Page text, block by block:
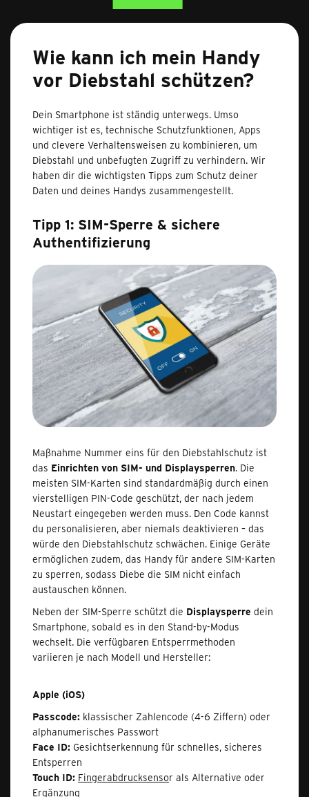
Wie kann ich mein Handy
vor Diebstahl schützen?
Dein Smartphone ist ständig unterwegs. Umso
wichtiger ist es, technische Schutzfunktionen, Apps
und clevere Verhaltensweisen zu kombinieren, um
Diebstahl und unbefugten Zugriff zu verhindern. Wir
haben dir die wichtigsten Tipps zum Schutz deiner
Daten und deines Handys zusammengestellt.
Tipp 1: SIM-Sperre & sichere
Authentifizierung
Maßnahme Nummer eins für den Diebstahlschutz ist
das Einrichten von SIM- und Displaysperren. Die
meisten SIM-Karten sind standardmäßig durch einen
vierstelligen PIN-Code geschützt, der nach jedem
Neustart eingegeben werden muss. Den Code kannst
du personalisieren, aber niemals deaktivieren – das
würde den Diebstahlschutz schwächen. Einige Geräte
ermöglichen zudem, das Handy für andere SIM-Karten
zu sperren, sodass Diebe die SIM nicht einfach
austauschen können.
Neben der SIM-Sperre schützt die Displaysperre dein
Smartphone, sobald es in den Stand-by-Modus
wechselt. Die verfügbaren Entsperrmethoden
variieren je nach Modell und Hersteller:
Apple (iOS)
Passcode: klassischer Zahlencode (4-6 Ziffern) oder
alphanumerisches Passwort
Face ID: Gesichtserkennung für schnelles, sicheres
Entsperren
Touch ID: Fingerabdrucksensor als Alternative oder
Ergänzung